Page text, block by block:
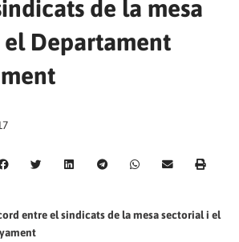
de la mesa
Departament
entre el sindicats de la mesa sectorial i el